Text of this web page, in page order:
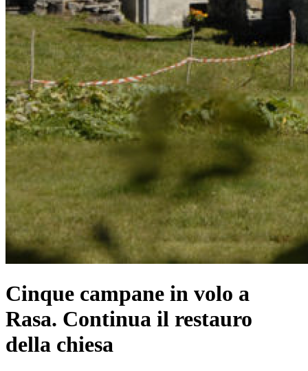
Cinque campane in volo a
Rasa. Continua il restauro
della chiesa